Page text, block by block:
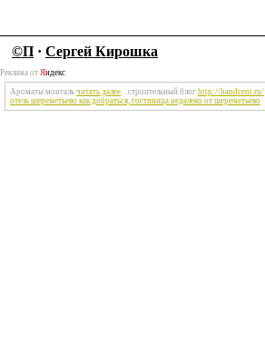
©П · Сергей Кирошка
Реклама от Яндекс
Ароматы монталь читать далее. . строительный блог http://handcent.ru/
отель шереметьево как добраться, гостиница недалеко от шереметьево